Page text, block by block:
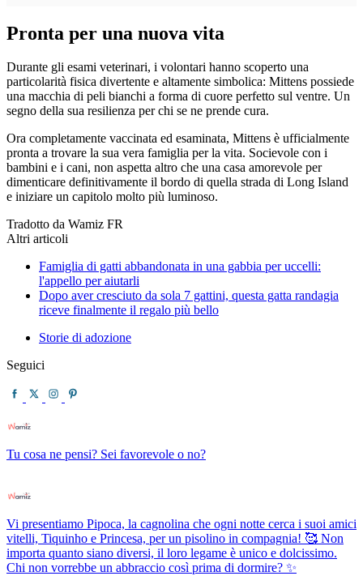
Pronta per una nuova vita
Durante gli esami veterinari, i volontari hanno scoperto una
particolarità fisica divertente e altamente simbolica: Mittens possiede
una macchia di peli bianchi a forma di cuore perfetto sul ventre. Un
segno della sua resilienza per chi se ne prende cura.
Ora completamente vaccinata ed esaminata, Mittens è ufficialmente
pronta a trovare la sua vera famiglia per la vita. Socievole con i
bambini e i cani, non aspetta altro che una casa amorevole per
dimenticare definitivamente il bordo di quella strada di Long Island
e iniziare un capitolo molto più luminoso.
Tradotto da Wamiz FR
Altri articoli
Famiglia di gatti abbandonata in una gabbia per uccelli:
l'appello per aiutarli
Dopo aver cresciuto da sola 7 gattini, questa gatta randagia
riceve finalmente il regalo più bello
Storie di adozione
Seguici
Tu cosa ne pensi? Sei favorevole o no?
Vi presentiamo Pipoca, la cagnolina che ogni notte cerca i suoi amici
vitelli, Tiquinho e Princesa, per un pisolino in compagnia! 🥰 Non
importa quanto siano diversi, il loro legame è unico e dolcissimo.
Chi non vorrebbe un abbraccio così prima di dormire? ✨